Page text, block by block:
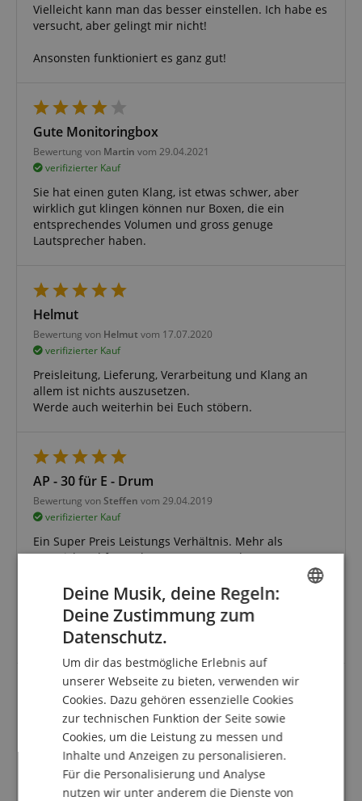
Vielleicht kann man das besser einstellen. Ich habe es
versucht, aber gelingt mir nicht!
Ansonsten funktioniert es ganz gut!
Gute Monitoringbox
Bewertung von Martin vom 29.04.2021
verifizierter Kauf
Sie hat einen guten Klang, ist etwas schwer, aber
wirklich gut klingen können nur Boxen, die ein
entsprechendes Volumen und gross genuge
Lautsprecher haben.
Helmut
Bewertung von Helmutvom 17.07.2020
verifizierter Kauf
Preisleitung, Lieferung, Verarbeitung und Klang an
allem ist nichts auszusetzen.
Werde auch weiterhin bei Euch stöbern.
AP - 30 für E - Drum
Bewertung von Steffen vom 29.04.2019
verifizierter Kauf
Ein Super Preis Leistungs Verhältnis. Mehr als
ausreichend für Wohnung - Garage oder Partyraum.
Benutze diesen Monitor für ein E - Drum und bin sehr
zufrieden. ( vor allem satter Sound )
Habe mir heute noch einen Zweiten bestellt.
Und wer möchte - die Nachbarn haben auch etwas
davon !!!
Top Lautsprecher und schnelle Lieferung
Bewertung von Michaelvom 26.04.2019
verifizierter Kauf
Der Lautsprecher ist top verarbeitet für den Preis,
Kein Brummen, sehr zu empfehlen.
FRENCH
SPANISH
Deine Musik, deine Regeln:
Deine Zustimmung zum
Datenschutz.
Um dir das bestmögliche Erlebnis auf
unserer Webseite zu bieten, verwenden wir
Cookies. Dazu gehören essenzielle Cookies
zur technischen Funktion der Seite sowie
Cookies, um die Leistung zu messen und
Inhalte und Anzeigen zu personalisieren.
Für die Personalisierung und Analyse
nutzen wir unter anderem die Dienste von